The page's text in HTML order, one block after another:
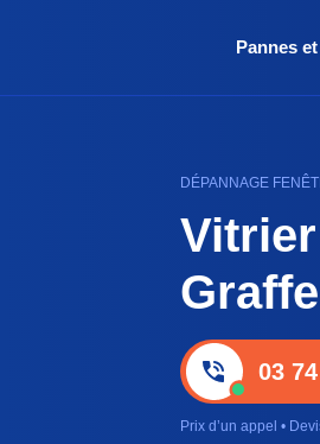
Pannes
DÉPANNAGE
03
Prix d’un appel •